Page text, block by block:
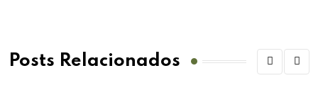
Posts Relacionados